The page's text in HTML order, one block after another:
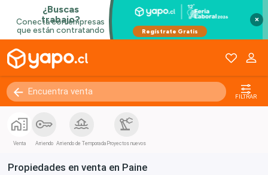
×
FILTRAR
Venta Arriendo Arriendo de Temporada Proyectos nuevos
Propiedades en venta en Paine